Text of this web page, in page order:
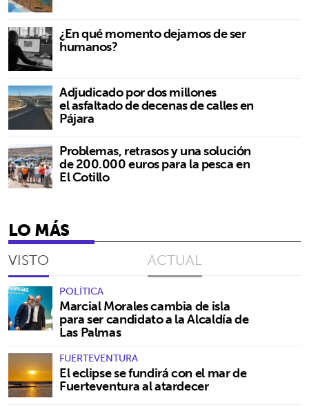
¿En qué momento dejamos de ser
humanos?
Adjudicado por dos millones
el asfaltado de decenas de calles en
Pájara
Problemas, retrasos y una solución
de 200.000 euros para la pesca en
El Cotillo
LO MÁS
VISTO ACTUAL
POLÍTICA
Marcial Morales cambia de isla
para ser candidato a la Alcaldía de
Las Palmas
FUERTEVENTURA
El eclipse se fundirá con el mar de
Fuerteventura al atardecer